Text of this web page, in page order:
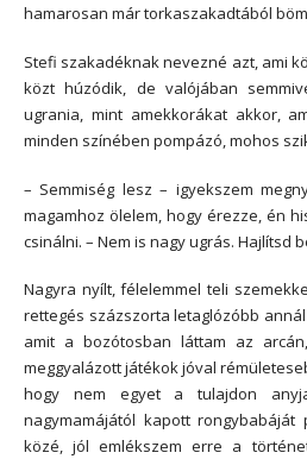
hamarosan már torkaszakadtából
Stefi szakadéknak nevezné azt, ami
közt húzódik, de valójában
ugrania, mint amekkorákat akkor,
minden színében pompázó, mohos
– Semmiség lesz – igyekszem
magamhoz ölelem, hogy érezze, én
csinálni. – Nem is nagy ugrás. Hajlítsd
Nagyra nyílt, félelemmel teli
rettegés százszorta letaglózóbb
amit a bozótosban láttam az
meggyalázott játékok jóval
hogy nem egyet a tulajdon
nagymamájától kapott
közé, jól emlékszem erre a